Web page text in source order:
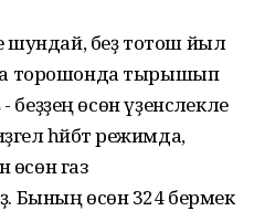
шундай, беҙ тотош йыл
торошонда тырышып
- беҙҙең өсөн үҙенсәлекле
һәйбәт режимда,
өсөн газ
Бының өсөн 324 берәмек